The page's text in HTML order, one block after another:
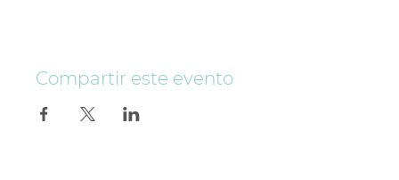
Compartir este evento